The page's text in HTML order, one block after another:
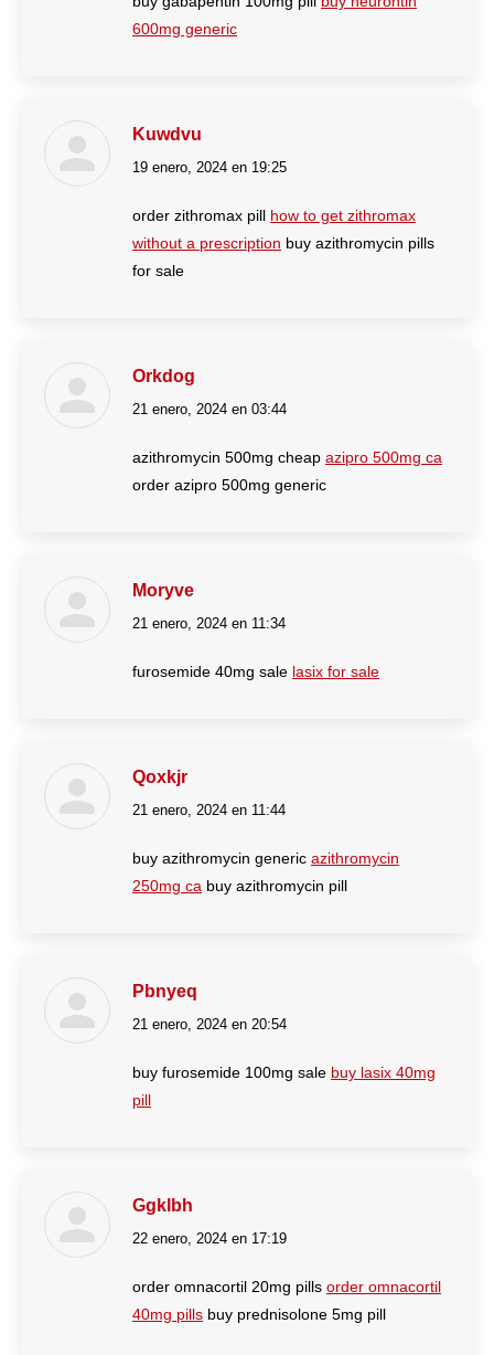
600mg generic
Kuwdvu
dice:
19 enero, 2024 en 19:25
order zithromax pill how to get zithromax
without a prescription buy azithromycin pills
for sale
Orkdog
dice:
21 enero, 2024 en 03:44
azithromycin 500mg cheap azipro 500mg ca
order azipro 500mg generic
Moryve
dice:
21 enero, 2024 en 11:34
furosemide 40mg sale lasix for sale
Qoxkjr
dice:
21 enero, 2024 en 11:44
buy azithromycin generic azithromycin
250mg ca buy azithromycin pill
Pbnyeq
dice:
21 enero, 2024 en 20:54
buy furosemide 100mg sale buy lasix 40mg
pill
Ggklbh
dice:
22 enero, 2024 en 17:19
order omnacortil 20mg pills order omnacortil
40mg pills buy prednisolone 5mg pill